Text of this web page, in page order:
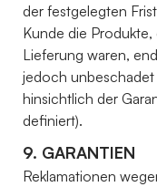
der festgelegten
Kunde die
Lieferung waren,
jedoch
hinsichtlich der
definiert).
9. GARANTIEN
Reklamationen